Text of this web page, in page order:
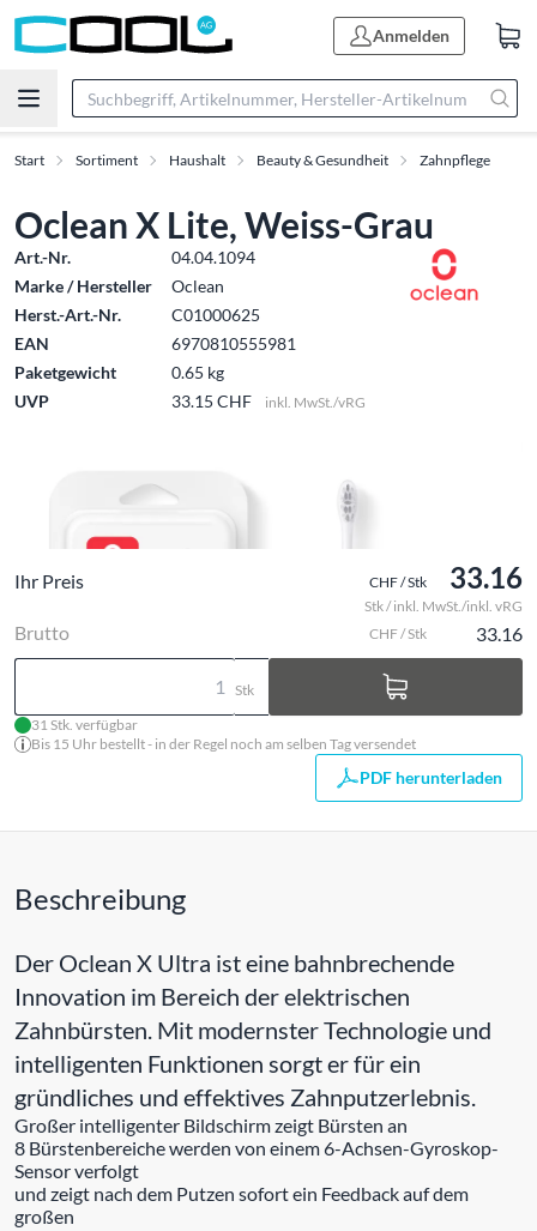
Anmelden
Start Sortiment Haushalt Beauty & Gesundheit Zahnpflege
Oclean X Lite, Weiss-Grau
Art.-Nr.
04.04.1094
Marke / Hersteller
Oclean
Herst.-Art.-Nr.
C01000625
EAN
6970810555981
Paketgewicht
0.65 kg
UVP
33.15 CHF inkl. MwSt./vRG
Ihr Preis CHF / Stk 33.16
Stk / inkl. MwSt./inkl. vRG
Brutto CHF / Stk 33.16
Stk
31 Stk. verfügbar
Bis 15 Uhr bestellt - in der Regel noch am selben Tag versendet
PDF herunterladen
Beschreibung
Der Oclean X Ultra ist eine bahnbrechende
Innovation im Bereich der elektrischen
Zahnbürsten. Mit modernster Technologie und
intelligenten Funktionen sorgt er für ein
gründliches und effektives Zahnputzerlebnis.
Großer intelligenter Bildschirm zeigt Bürsten an
8 Bürstenbereiche werden von einem 6-Achsen-Gyroskop-
Sensor verfolgt
und zeigt nach dem Putzen sofort ein Feedback auf dem
großen